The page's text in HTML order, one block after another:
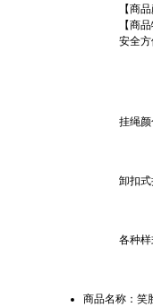
【商
【商
安全方
挂绳颜
卸扣式
各种
商品名称：笑